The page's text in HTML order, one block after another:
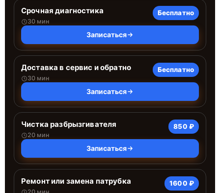
Срочная диагностика
30 мин
Бесплатно
Записаться
Доставка в сервис и обратно
30 мин
Бесплатно
Записаться
Чистка разбрызгивателя
20 мин
850 ₽
Записаться
Ремонт или замена патрубка 1600 ₽